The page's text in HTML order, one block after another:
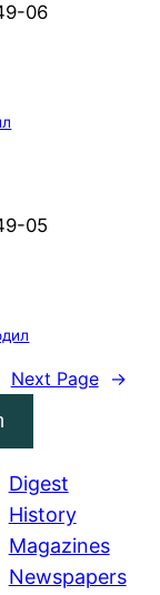
06
05
Next Page →
Digest
History
Magazines
Newspapers